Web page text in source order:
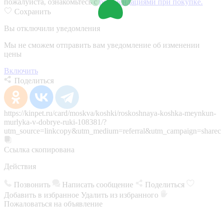
Сохранить
Вы отключили уведомления
Мы не сможем отправить вам уведомление об изменении
цены
Включить
Поделиться
https://kinpet.ru/card/moskva/koshki/roskoshnaya-koshka-meynkun-
murlyka-v-dobrye-ruki-108381/?
Ссылка скопирована
Действия
Позвонить Написать сообщение
Поделиться
Добавить в избранное Удалить из избранного
Пожаловаться на объявление